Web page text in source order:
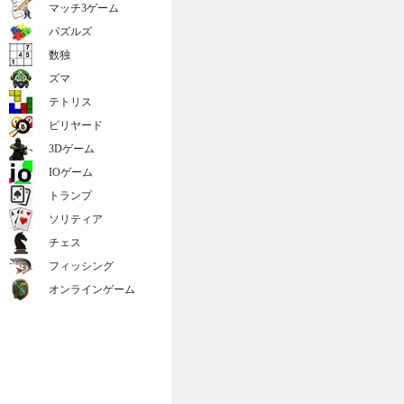
マッチ3ゲーム
パズルズ
数独
ズマ
テトリス
ビリヤード
3Dゲーム
IOゲーム
トランプ
ソリティア
チェス
フィッシング
オンラインゲーム